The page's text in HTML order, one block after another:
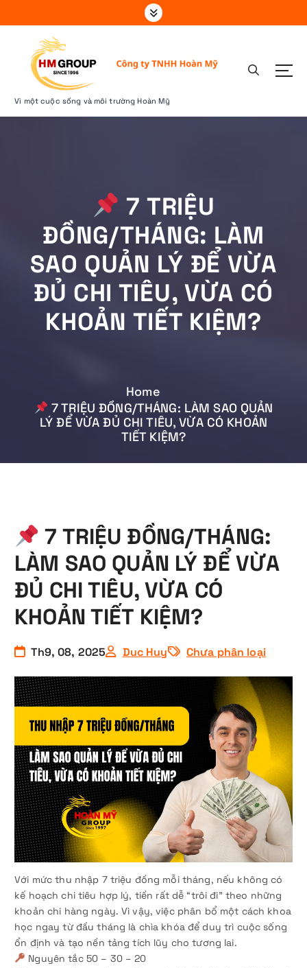
k
o
Vì một cuộc sống và môi trường Hoàn Mỹ
7 TRIỆU
ĐỒNG/THÁNG: LÀM
SAO QUẢN LÝ ĐỂ VỪA
ĐỦ CHI TIÊU, VỪA CÓ
KHOẢN TIẾT KIỆM?
Home
7 TRIỆU ĐỒNG/THÁNG: LÀM SAO QUẢN
LÝ ĐỂ VỪA ĐỦ CHI TIÊU, VỪA CÓ KHOẢN
TIẾT KIỆM?
7 TRIỆU ĐỒNG/THÁNG:
LÀM SAO QUẢN LÝ ĐỂ VỪA
ĐỦ CHI TIÊU, VỪA CÓ
KHOẢN TIẾT KIỆM?
Th9, 08, 2025 Duc Huy Chưa phân loại
Với mức thu nhập 7 triệu đồng mỗi tháng, nếu không có
kế hoạch chi tiêu hợp lý, tiền rất dễ “trôi đi” theo những
khoản chi hàng ngày. Vì vậy, việc phân bổ một cách khoa
học ngay từ đầu tháng là chìa khóa để duy trì cuộc sống
ổn định và tạo nền tảng tích lũy cho tương lai.
Nguyên tắc 50 – 30 – 20